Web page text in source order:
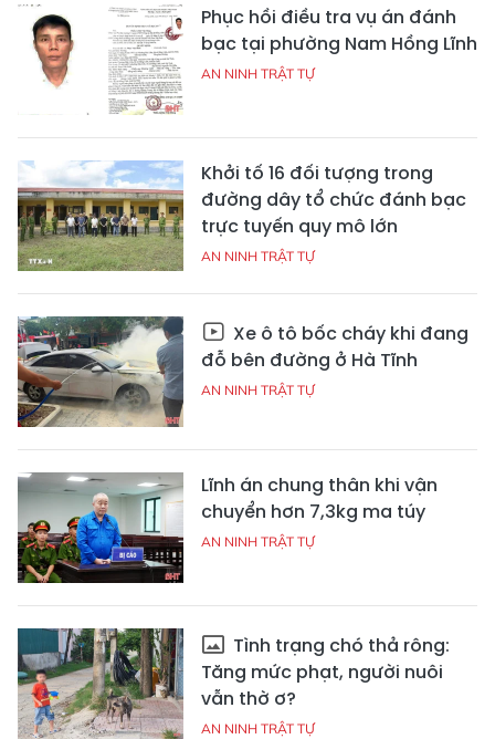
Phục hồi điều tra vụ án đánh
bạc tại phường Nam Hồng Lĩnh
AN NINH TRẬT TỰ
Khởi tố 16 đối tượng trong
đường dây tổ chức đánh bạc
trực tuyến quy mô lớn
AN NINH TRẬT TỰ
Xe ô tô bốc cháy khi đang
đỗ bên đường ở Hà Tĩnh
AN NINH TRẬT TỰ
Lĩnh án chung thân khi vận
chuyển hơn 7,3kg ma túy
AN NINH TRẬT TỰ
Tình trạng chó thả rông:
Tăng mức phạt, người nuôi
vẫn thờ ơ?
AN NINH TRẬT TỰ